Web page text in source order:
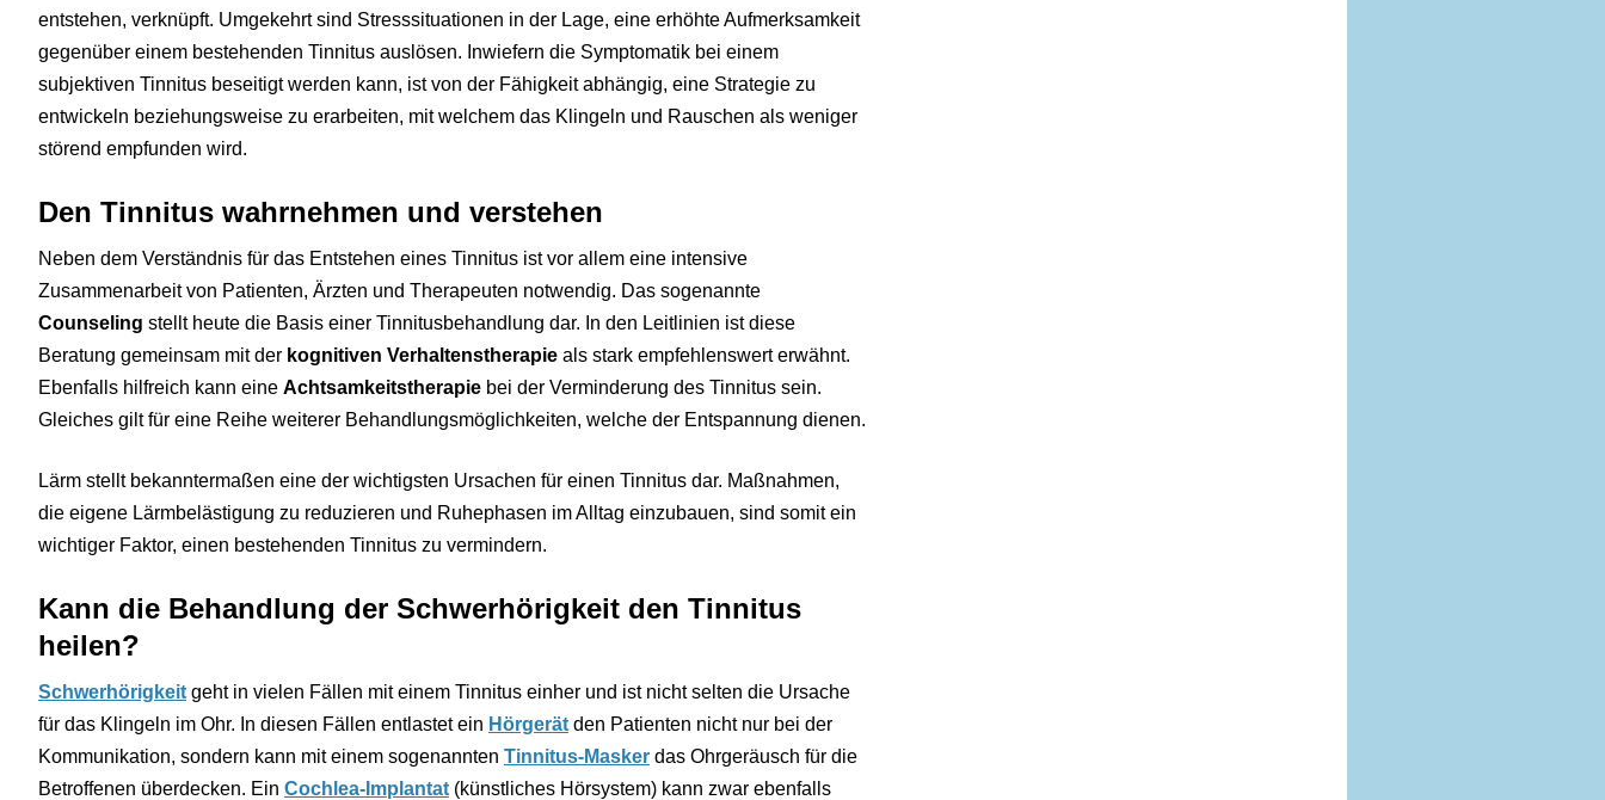
entstehen, verknüpft. Umgekehrt sind Stresssituationen in der Lage, eine erhöhte Aufmerksamkeit
gegenüber einem bestehenden Tinnitus auslösen. Inwiefern die Symptomatik bei einem
subjektiven Tinnitus beseitigt werden kann, ist von der Fähigkeit abhängig, eine Strategie zu
entwickeln beziehungsweise zu erarbeiten, mit welchem das Klingeln und Rauschen als weniger
störend empfunden wird.
Den Tinnitus wahrnehmen und verstehen
Neben dem Verständnis für das Entstehen eines Tinnitus ist vor allem eine intensive
Zusammenarbeit von Patienten, Ärzten und Therapeuten notwendig. Das sogenannte
Counseling stellt heute die Basis einer Tinnitusbehandlung dar. In den Leitlinien ist diese
Beratung gemeinsam mit der kognitiven Verhaltenstherapie als stark empfehlenswert erwähnt.
Ebenfalls hilfreich kann eine Achtsamkeitstherapie bei der Verminderung des Tinnitus sein.
Gleiches gilt für eine Reihe weiterer Behandlungsmöglichkeiten, welche der Entspannung dienen.
Lärm stellt bekanntermaßen eine der wichtigsten Ursachen für einen Tinnitus dar. Maßnahmen,
die eigene Lärmbelästigung zu reduzieren und Ruhephasen im Alltag einzubauen, sind somit ein
wichtiger Faktor, einen bestehenden Tinnitus zu vermindern.
Kann die Behandlung der Schwerhörigkeit den Tinnitus
heilen?
Schwerhörigkeit geht in vielen Fällen mit einem Tinnitus einher und ist nicht selten die Ursache
für das Klingeln im Ohr. In diesen Fällen entlastet ein Hörgerät den Patienten nicht nur bei der
Kommunikation, sondern kann mit einem sogenannten Tinnitus-Masker das Ohrgeräusch für die
Betroffenen überdecken. Ein Cochlea-Implantat (künstliches Hörsystem) kann zwar ebenfalls